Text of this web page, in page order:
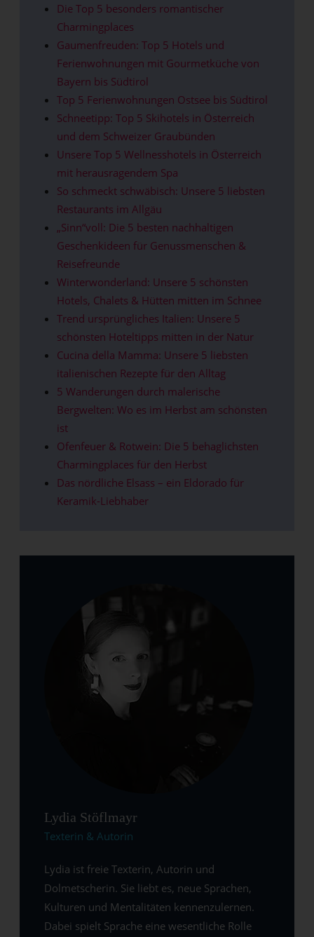
Die Top 5 besonders romantischer
Charmingplaces
Gaumenfreuden: Top 5 Hotels und
Ferienwohnungen mit Gourmetküche von
Bayern bis Südtirol
Top 5 Ferienwohnungen Ostsee bis Südtirol
Schneetipp: Top 5 Skihotels in Österreich
und dem Schweizer Graubünden
Unsere Top 5 Wellnesshotels in Österreich
mit herausragendem Spa
So schmeckt schwäbisch: Unsere 5 liebsten
Restaurants im Allgäu
„Sinn“voll: Die 5 besten nachhaltigen
Geschenkideen für Genussmenschen &
Reisefreunde
Winterwonderland: Unsere 5 schönsten
Hotels, Chalets & Hütten mitten im Schnee
Trend ursprüngliches Italien: Unsere 5
schönsten Hoteltipps mitten in der Natur
Cucina della Mamma: Unsere 5 liebsten
italienischen Rezepte für den Alltag
5 Wanderungen durch malerische
Bergwelten: Wo es im Herbst am schönsten
ist
Ofenfeuer & Rotwein: Die 5 behaglichsten
Charmingplaces für den Herbst
Das nördliche Elsass – ein Eldorado für
Keramik-Liebhaber
Lydia Stöflmayr
Texterin & Autorin
Lydia ist freie Texterin, Autorin und
Dolmetscherin. Sie liebt es, neue Sprachen,
Kulturen und Mentalitäten kennenzulernen.
Dabei spielt Sprache eine wesentliche Rolle